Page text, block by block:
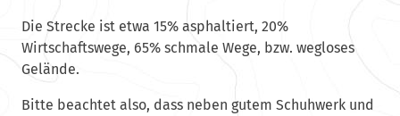
Die Strecke ist etwa 15% asphaltiert, 20%
Wirtschaftswege, 65% schmale Wege, bzw. wegloses
Gelände.
Bitte beachtet also, dass neben gutem Schuhwerk und